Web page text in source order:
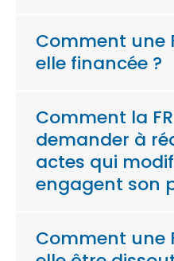
Comment une
elle financée ?
Comment la
demander à
actes qui
engagent son
Comment une